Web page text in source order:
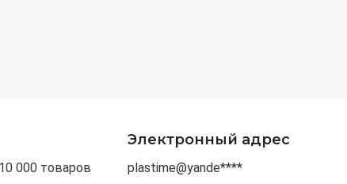
000 товаров
Электронный адрес
plastime@yande****